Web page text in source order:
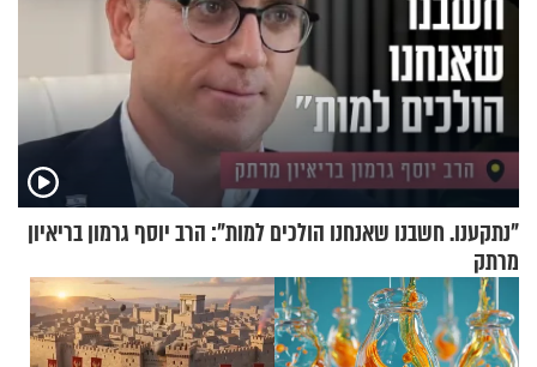
"נתקענו. חשבנו שאנחנו הולכים למות": הרב יוסף גרמון בריאיון
מרתק